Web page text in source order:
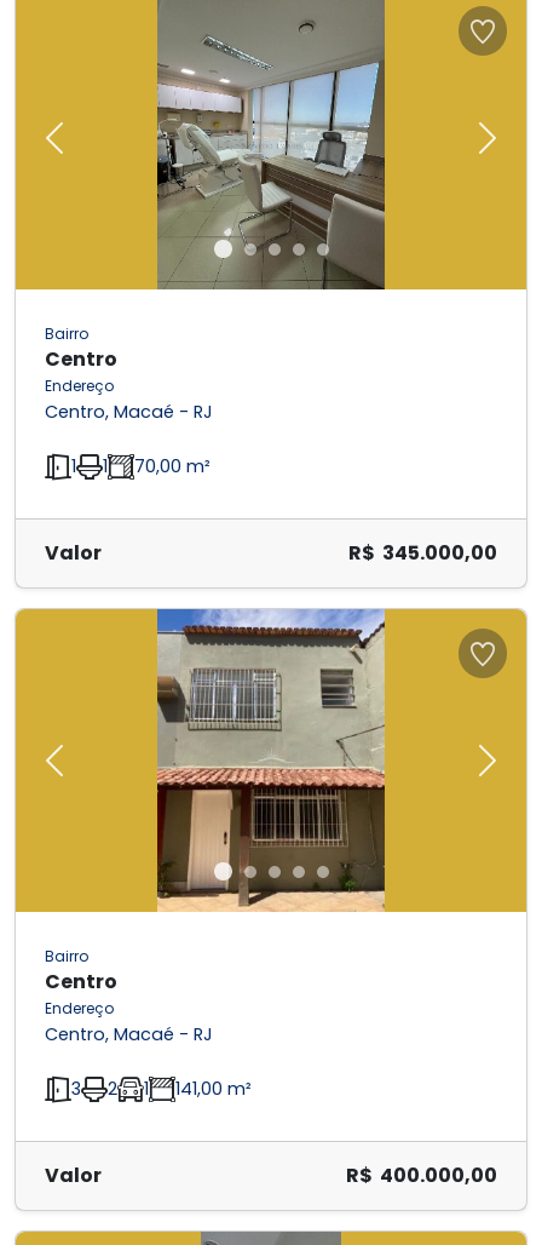
Previous Next
Bairro
Centro
Endereço
Centro, Macaé - RJ
1 1 70,00 m²
Valor R$ 345.000,00
Previous Next
Bairro
Centro
Endereço
Centro, Macaé - RJ
3 2 1 141,00 m²
Valor R$ 400.000,00